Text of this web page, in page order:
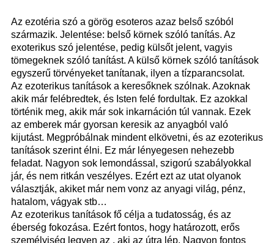
Az ezotéria szó a görög esoteros azaz belső szóból
származik. Jelentése: belső körnek szóló tanítás. Az
exoterikus szó jelentése, pedig külsőt jelent, vagyis
tömegeknek szóló tanítást. A külső körnek szóló tanítások
egyszerű törvényeket tanítanak, ilyen a tízparancsolat.
Az ezoterikus tanítások a keresőknek szólnak. Azoknak
akik már felébredtek, és Isten felé fordultak. Ez azokkal
történik meg, akik már sok inkarnáción túl vannak. Ezek
az emberek már gyorsan keresik az anyagból való
kijutást. Megpróbálnak mindent elkövetni, és az ezoterikus
tanítások szerint élni. Ez már lényegesen nehezebb
feladat. Nagyon sok lemondással, szigorú szabályokkal
jár, és nem ritkán veszélyes. Ezért ezt az utat olyanok
választják, akiket már nem vonz az anyagi világ, pénz,
hatalom, vágyak stb…
Az ezoterikus tanítások fő célja a tudatosság, és az
éberség fokozása. Ezért fontos, hogy határozott, erős
személyiség legyen az , aki az útra lép. Nagyon fontos